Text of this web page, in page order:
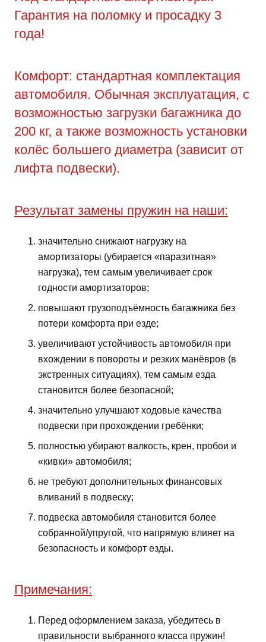
Гарантия на поломку и просадку 3
года!
Комфорт: стандартная комплектация
автомобиля. Обычная эксплуатация, с
возможностью загрузки багажника до
200 кг, а также возможность установки
колёс большего диаметра (зависит от
лифта подвески).
Результат замены пружин на наши:
значительно снижают нагрузку на
амортизаторы (убирается «паразитная»
нагрузка), тем самым увеличивает срок
годности амортизаторов;
повышают грузоподъёмность багажника без
потери комфорта при езде;
увеличивают устойчивость автомобиля при
вхождении в повороты и резких манёвров (в
экстренных ситуациях), тем самым езда
становится более безопасной;
значительно улучшают ходовые качества
подвески при прохождении гребёнки;
полностью убирают валкость, крен, пробои и
«кивки» автомобиля;
не требуют дополнительных финансовых
вливаний в подвеску;
подвеска автомобиля становится более
собранной/упругой, что напрямую влияет на
безопасность и комфорт езды.
Примечания:
Перед оформлением заказа, убедитесь в
правильности выбранного класса пружин!